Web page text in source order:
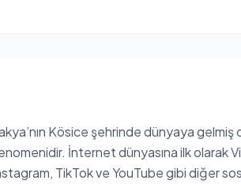
Kösice şehrinde dünyaya gelmiş
İnternet dünyasına ilk olarak
TikTok ve YouTube gibi diğer